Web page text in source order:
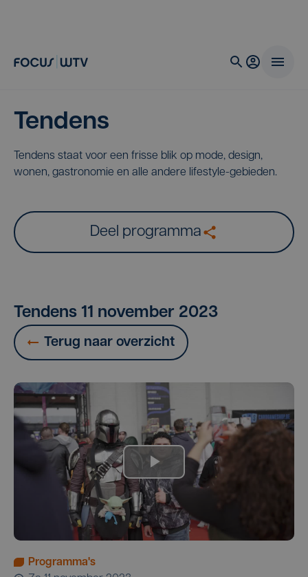
Tendens
Tendens staat voor een frisse blik op mode, design,
wonen, gastronomie en alle andere lifestyle-gebieden.
Deel programma
Tendens 11 november 2023
Terug naar overzicht
Programma's